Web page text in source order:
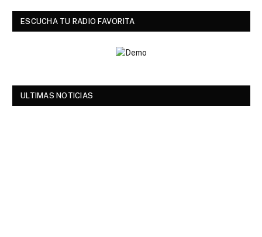
ESCUCHA TU RADIO FAVORITA
ULTIMAS NOTICIAS